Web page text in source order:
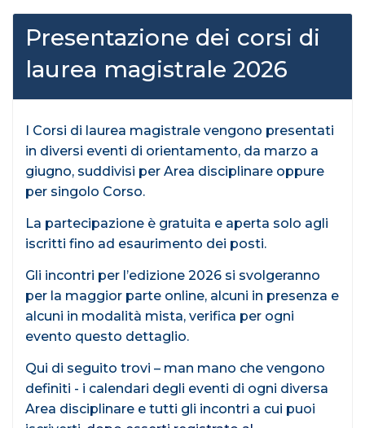
Presentazione dei corsi di
laurea magistrale 2026
I Corsi di laurea magistrale vengono presentati
in diversi eventi di orientamento, da marzo a
giugno, suddivisi per Area disciplinare oppure
per singolo Corso.
La partecipazione è gratuita e aperta solo agli
iscritti fino ad esaurimento dei posti.
Gli incontri per l’edizione 2026 si svolgeranno
per la maggior parte online, alcuni in presenza e
alcuni in modalità mista, verifica per ogni
evento questo dettaglio.
Qui di seguito trovi – man mano che vengono
definiti - i calendari degli eventi di ogni diversa
Area disciplinare e tutti gli incontri a cui puoi